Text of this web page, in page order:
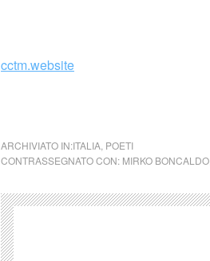
cctm.website
ARCHIVIATO IN:ITALIA POETI
CONTRASSEGNATO CON: MIRKO BONCALDO